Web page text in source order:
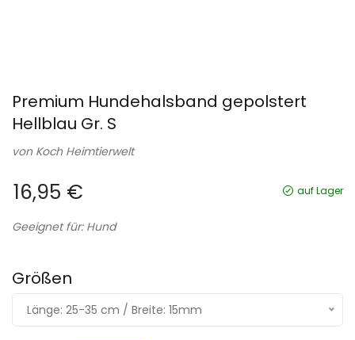
Premium Hundehalsband gepolstert
Hellblau Gr. S
von Koch Heimtierwelt
16,95 € auf Lager
Geeignet für: Hund
Größen
Länge: 25-35 cm / Breite: 15mm